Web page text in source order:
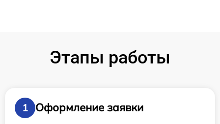
Этапы работы
1
Оформление заявки